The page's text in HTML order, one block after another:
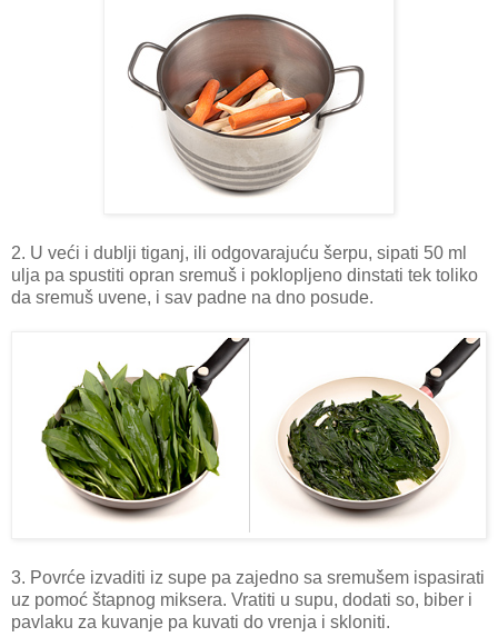
2. U veći i dublji tiganj, ili odgovarajuću šerpu, sipati 50 ml
ulja pa spustiti opran sremuš i poklopljeno dinstati tek toliko
da sremuš uvene, i sav padne na dno posude.
3. Povrće izvaditi iz supe pa zajedno sa sremušem ispasirati
uz pomoć štapnog miksera. Vratiti u supu, dodati so, biber i
pavlaku za kuvanje pa kuvati do vrenja i skloniti.